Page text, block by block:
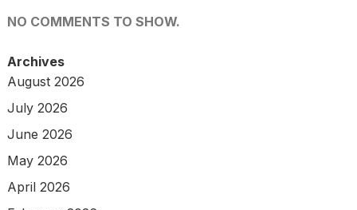
NO COMMENTS TO SHOW.
Archives
August 2026
July 2026
June 2026
May 2026
April 2026